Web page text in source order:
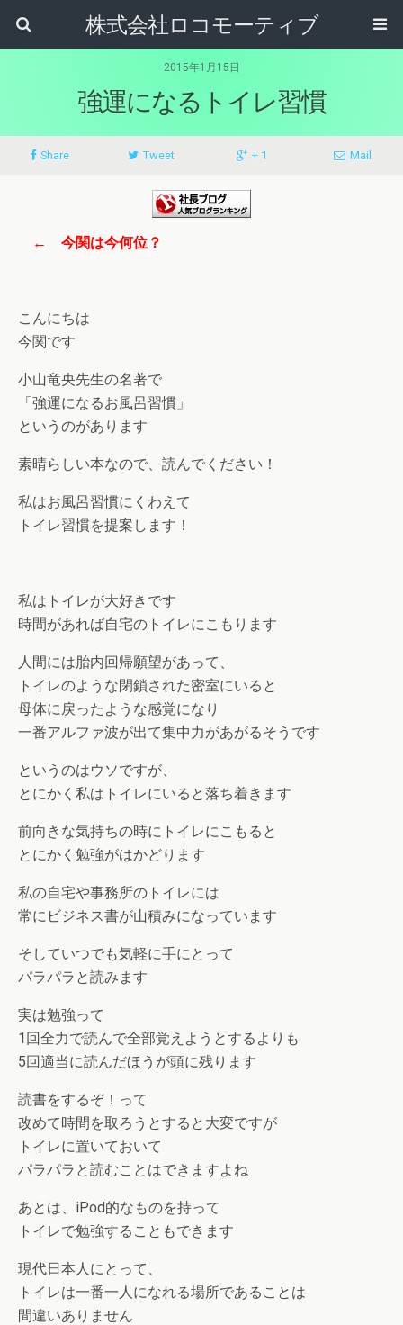
株式会社ロコモーティブ
2015年1月15日
強運になるトイレ習慣
Share Tweet + 1 Mail
← 今関は今何位？
こんにちは
今関です
小山竜央先生の名著で
「強運になるお風呂習慣」
というのがあります
素晴らしい本なので、読んでください！
私はお風呂習慣にくわえて
トイレ習慣を提案します！
私はトイレが大好きです
時間があれば自宅のトイレにこもります
人間には胎内回帰願望があって、
トイレのような閉鎖された密室にいると
母体に戻ったような感覚になり
一番アルファ波が出て集中力があがるそうです
というのはウソですが、
とにかく私はトイレにいると落ち着きます
前向きな気持ちの時にトイレにこもると
とにかく勉強がはかどります
私の自宅や事務所のトイレには
常にビジネス書が山積みになっています
そしていつでも気軽に手にとって
パラパラと読みます
実は勉強って
1回全力で読んで全部覚えようとするよりも
5回適当に読んだほうが頭に残ります
読書をするぞ！って
改めて時間を取ろうとすると大変ですが
トイレに置いておいて
パラパラと読むことはできますよね
あとは、iPod的なものを持って
トイレで勉強することもできます
現代日本人にとって、
トイレは一番一人になれる場所であることは
間違いありません